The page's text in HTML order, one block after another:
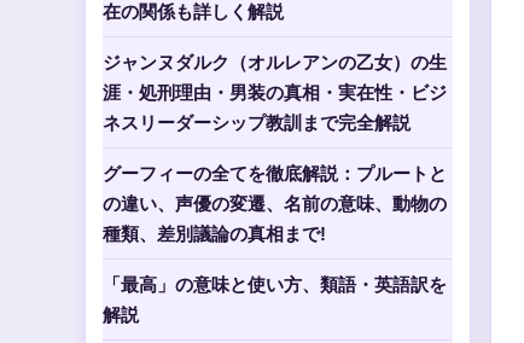
在の関係も詳しく解説
ジャンヌダルク（オルレアンの乙女）の生
涯・処刑理由・男装の真相・実在性・ビジ
ネスリーダーシップ教訓まで完全解説
グーフィーの全てを徹底解説：プルートと
の違い、声優の変遷、名前の意味、動物の
種類、差別議論の真相まで!
「最高」の意味と使い方、類語・英語訳を
解説